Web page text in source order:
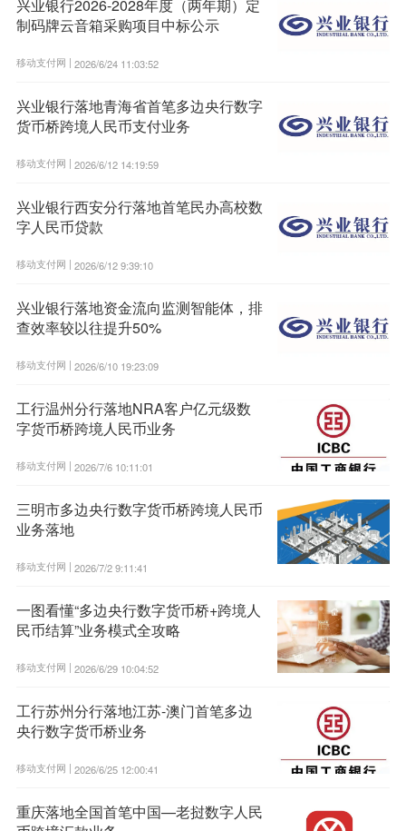
兴业银行2026-2028年度（两年期）定
制码牌云音箱采购项目中标公示
移动支付网 | 2026/6/24 11:03:52
兴业银行落地青海省首笔多边央行数字
货币桥跨境人民币支付业务
移动支付网 | 2026/6/12 14:19:59
兴业银行西安分行落地首笔民办高校数
字人民币贷款
移动支付网 | 2026/6/12 9:39:10
兴业银行落地资金流向监测智能体，排
查效率较以往提升50%
移动支付网 | 2026/6/10 19:23:09
工行温州分行落地NRA客户亿元级数
字货币桥跨境人民币业务
移动支付网 | 2026/7/6 10:11:01
三明市多边央行数字货币桥跨境人民币
业务落地
移动支付网 | 2026/7/2 9:11:41
一图看懂“多边央行数字货币桥+跨境人
民币结算”业务模式全攻略
移动支付网 | 2026/6/29 10:04:52
工行苏州分行落地江苏-澳门首笔多边
央行数字货币桥业务
移动支付网 | 2026/6/25 12:00:41
重庆落地全国首笔中国—老挝数字人民